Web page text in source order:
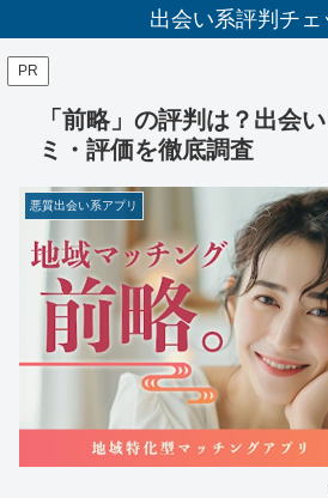
出会い系評判チェ
PR
「前略」の評判は？出会
ミ・評価を徹底調査
悪質出会い系アプリ